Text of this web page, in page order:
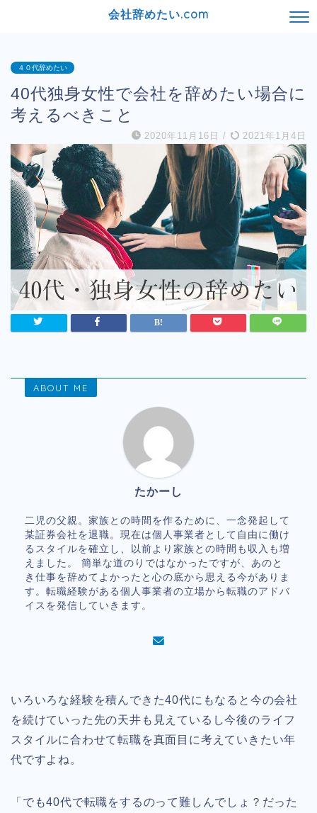
会社辞めたい.com
４０代辞めたい
40代独身女性で会社を辞めたい場合に
考えるべきこと
2020年11月16日 / 2021年1月4日
ABOUT ME
たかーし
二児の父親。家族との時間を作るために、一念発起して
某証券会社を退職。現在は個人事業者として自由に働け
るスタイルを確立し、以前より家族との時間も収入も増
えました。 簡単な道のりではなかったですが、あのと
き仕事を辞めてよかったと心の底から思える今がありま
す。転職経験がある個人事業者の立場から転職のアドバ
イスを発信していきます。
いろいろな経験を積んできた40代にもなると今の会社
を続けていった先の天井も見えているし今後のライフ
スタイルに合わせて転職を真面目に考えていきたい年
代ですよね。
「でも40代で転職をするのって難しんでしょ？だった